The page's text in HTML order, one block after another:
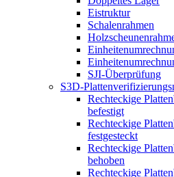
Eistruktur
Schalenrahmen
SJI-Überprüfung
S3D-
Rechteckige
befestigt
Rechteckige
festgesteckt
Rechteckige
behoben
Rechteckige